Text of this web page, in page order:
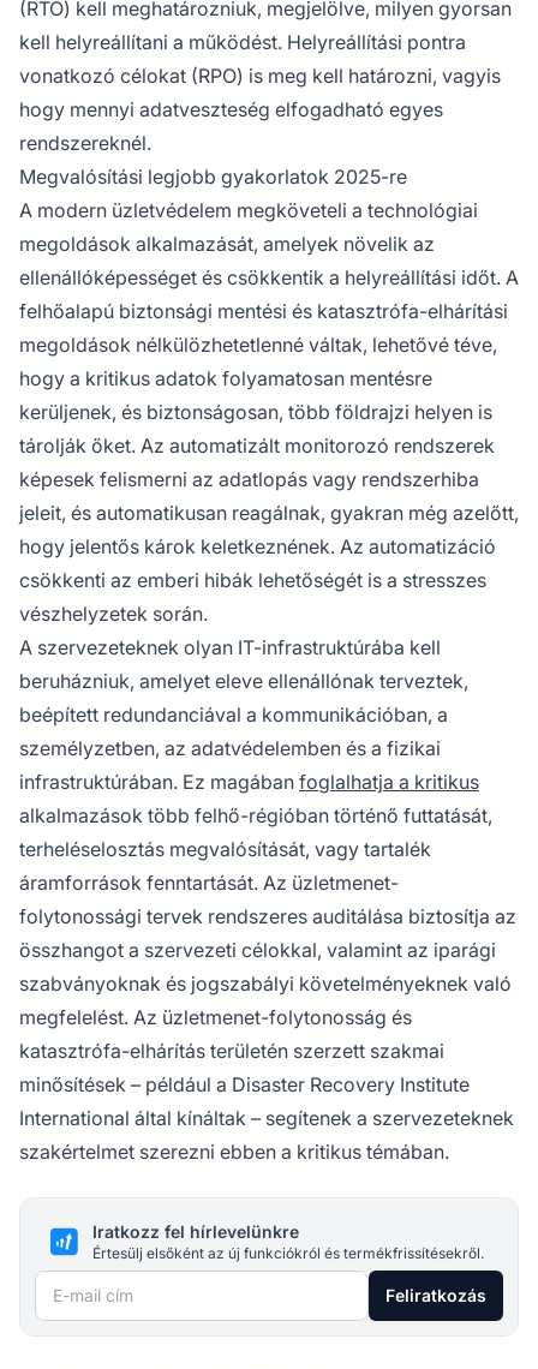
(RTO) kell meghatározniuk, megjelölve, milyen gyorsan
kell helyreállítani a működést. Helyreállítási pontra
vonatkozó célokat (RPO) is meg kell határozni, vagyis
hogy mennyi adatveszteség elfogadható egyes
rendszereknél.
Megvalósítási legjobb gyakorlatok 2025-re
A modern üzletvédelem megköveteli a technológiai
megoldások alkalmazását, amelyek növelik az
ellenállóképességet és csökkentik a helyreállítási időt. A
felhőalapú biztonsági mentési és katasztrófa-elhárítási
megoldások nélkülözhetetlenné váltak, lehetővé téve,
hogy a kritikus adatok folyamatosan mentésre
kerüljenek, és biztonságosan, több földrajzi helyen is
tárolják őket. Az automatizált monitorozó rendszerek
képesek felismerni az adatlopás vagy rendszerhiba
jeleit, és automatikusan reagálnak, gyakran még azelőtt,
hogy jelentős károk keletkeznének. Az automatizáció
csökkenti az emberi hibák lehetőségét is a stresszes
vészhelyzetek során.
A szervezeteknek olyan IT-infrastruktúrába kell
beruházniuk, amelyet eleve ellenállónak terveztek,
beépített redundanciával a kommunikációban, a
személyzetben, az adatvédelemben és a fizikai
infrastruktúrában. Ez magában foglalhatja a kritikus
alkalmazások több felhő-régióban történő futtatását,
terheléselosztás megvalósítását, vagy tartalék
áramforrások fenntartását. Az üzletmenet-
folytonossági tervek rendszeres auditálása biztosítja az
összhangot a szervezeti célokkal, valamint az iparági
szabványoknak és jogszabályi követelményeknek való
megfelelést. Az üzletmenet-folytonosság és
katasztrófa-elhárítás területén szerzett szakmai
minősítések – például a Disaster Recovery Institute
International által kínáltak – segítenek a szervezeteknek
szakértelmet szerezni ebben a kritikus témában.
Iratkozz fel hírlevelünkre
Értesülj elsőként az új funkciókról és termékfrissítésekről.
E-mail cím Feliratkozás